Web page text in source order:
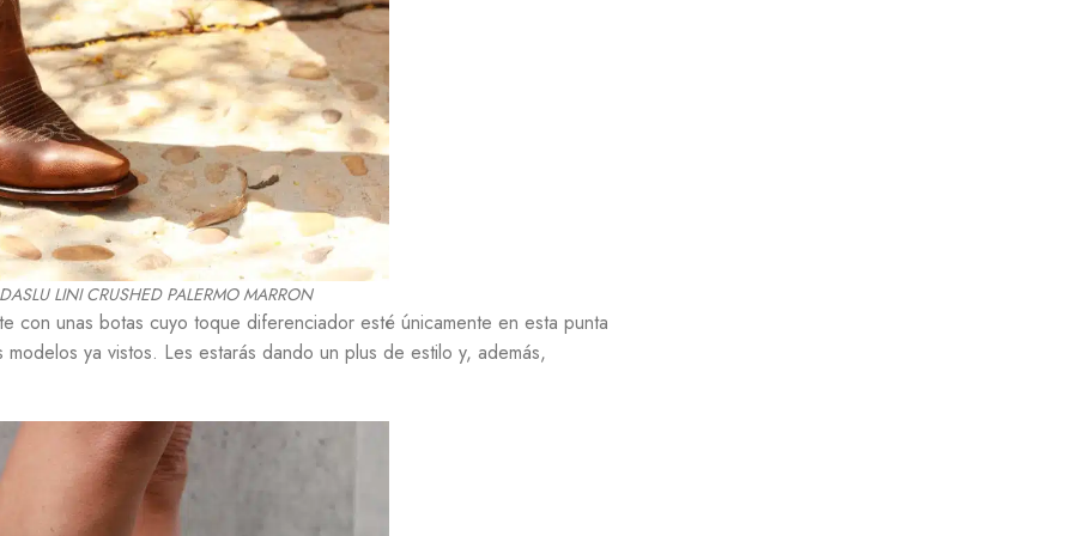
LINI CRUSHED PALERMO MARRON
con unas botas cuyo toque diferenciador esté únicamente en esta punta
ya vistos. Les estarás dando un plus de estilo y, además,